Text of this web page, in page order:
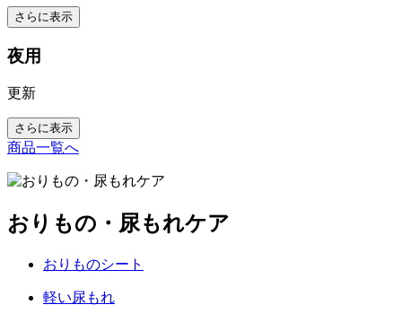
さらに表示
夜用
更新
さらに表示
商品一覧へ
おりもの・尿もれケア
おりものシート
軽い尿もれ